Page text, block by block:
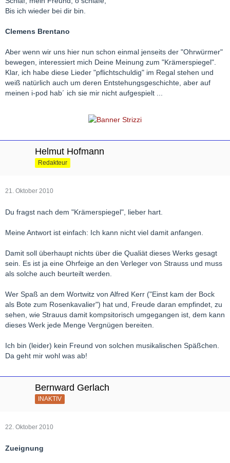
Bis ich wieder bei dir bin.
Clemens Brentano
Aber wenn wir uns hier nun schon einmal jenseits der "Ohrwürmer"
bewegen, interessiert mich Deine Meinung zum "Krämerspiegel".
Klar, ich habe diese Lieder "pflichtschuldig" im Regal stehen und
weiß natürlich auch um deren Entstehungsgeschichte, aber auf
meinen i-pod hab´ ich sie mir nicht aufgespielt ...
Helmut Hofmann
Redakteur
21. Oktober 2010
Du fragst nach dem "Krämerspiegel", lieber hart.
Meine Antwort ist einfach: Ich kann nicht viel damit anfangen.
Damit soll überhaupt nichts über die Qualiät dieses Werks gesagt
sein. Es ist ja eine Ohrfeige an den Verleger von Strauss und muss
als solche auch beurteilt werden.
Wer Spaß an dem Wortwitz von Alfred Kerr ("Einst kam der Bock
als Bote zum Rosenkavalier") hat und, Freude daran empfindet, zu
sehen, wie Strauus damit kompsitorisch umgegangen ist, dem kann
dieses Werk jede Menge Vergnügen bereiten.
Ich bin (leider) kein Freund von solchen musikalischen Späßchen.
Da geht mir wohl was ab!
Bernward Gerlach
INAKTIV
22. Oktober 2010
Zueignung